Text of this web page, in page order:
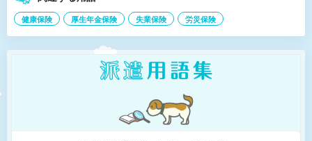
健康保険 厚生年金保険 失業保険 労災保険